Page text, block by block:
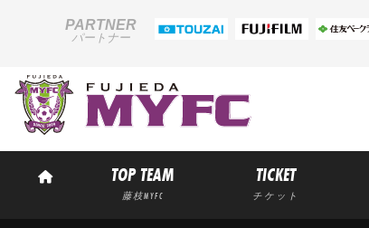
PARTNER
パートナー
TOP TEAM
藤枝MYFC
TICKET
チケット